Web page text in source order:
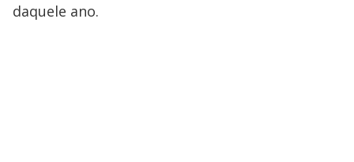
daquele ano.